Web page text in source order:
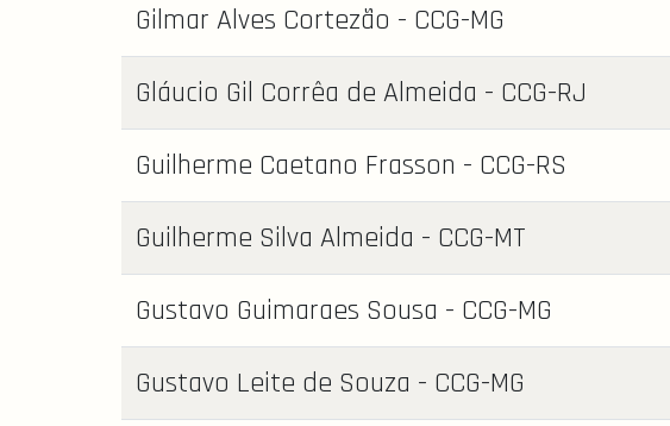
Gilmar Alves Cortezão - CCG-MG
Gláucio Gil Corrêa de Almeida - CCG-RJ
Guilherme Caetano Frasson - CCG-RS
Guilherme Silva Almeida - CCG-MT
Gustavo Guimaraes Sousa - CCG-MG
Gustavo Leite de Souza - CCG-MG